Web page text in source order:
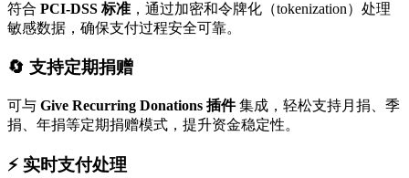
符合 PCI-DSS 标准 ，通过加密和令牌化（tokenization）处理
敏感数据，确保支付过程安全可靠。
🔄 支持定期捐赠
可与 Give Recurring Donations 插件集成，轻松支持月捐、季
捐、年捐等定期捐赠模式，提升资金稳定性。
⚡ 实时支付处理